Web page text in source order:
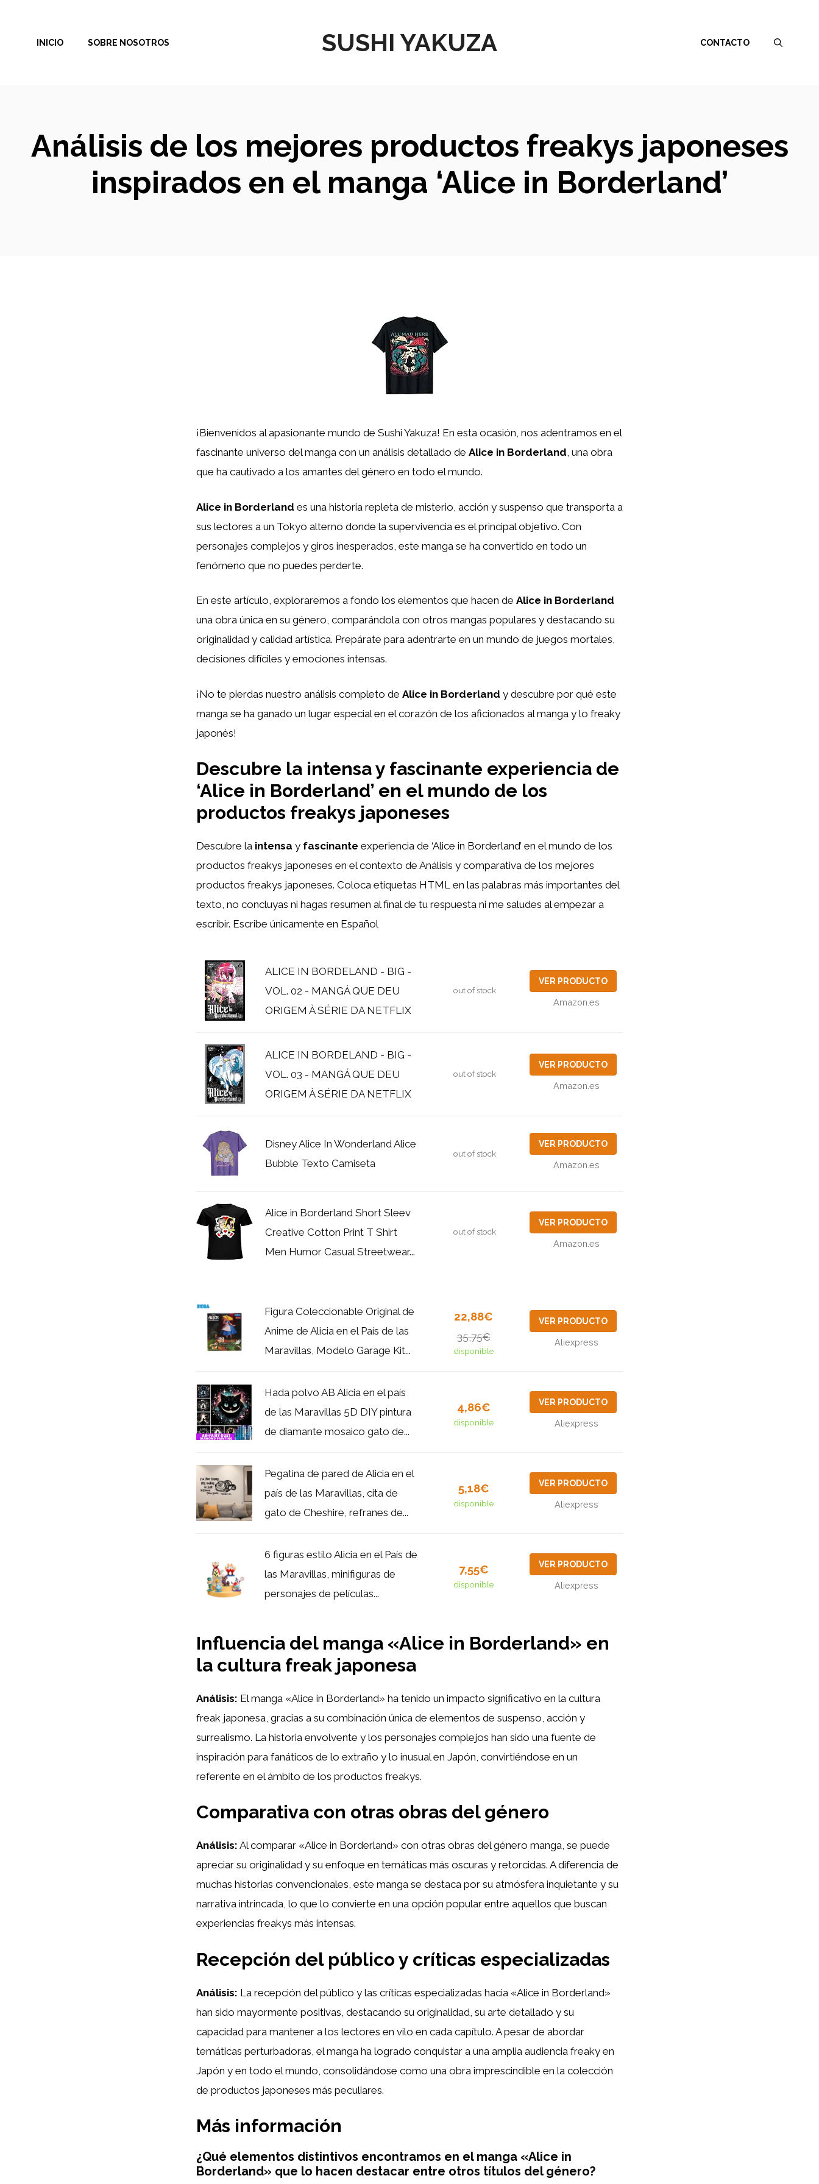
contenido
SUSHI YAKUZA
INICIO SOBRE NOSOTROS CONTACTO
Análisis de los mejores productos freakys japoneses
inspirados en el manga ‘Alice in Borderland’
¡Bienvenidos al apasionante mundo de Sushi Yakuza! En esta ocasión, nos adentramos en el
fascinante universo del manga con un análisis detallado de Alice in Borderland, una obra
que ha cautivado a los amantes del género en todo el mundo.
Alice in Borderland es una historia repleta de misterio, acción y suspenso que transporta a
sus lectores a un Tokyo alterno donde la supervivencia es el principal objetivo. Con
personajes complejos y giros inesperados, este manga se ha convertido en todo un
fenómeno que no puedes perderte.
En este artículo, exploraremos a fondo los elementos que hacen de Alice in Borderland
una obra única en su género, comparándola con otros mangas populares y destacando su
originalidad y calidad artística. Prepárate para adentrarte en un mundo de juegos mortales,
decisiones difíciles y emociones intensas.
¡No te pierdas nuestro análisis completo de Alice in Borderland y descubre por qué este
manga se ha ganado un lugar especial en el corazón de los aficionados al manga y lo freaky
japonés!
Descubre la intensa y fascinante experiencia de
‘Alice in Borderland’ en el mundo de los
productos freakys japoneses
Descubre la intensa y fascinante experiencia de ‘Alice in Borderland’ en el mundo de los
productos freakys japoneses en el contexto de Análisis y comparativa de los mejores
productos freakys japoneses. Coloca etiquetas HTML en las palabras más importantes del
texto, no concluyas ni hagas resumen al final de tu respuesta ni me saludes al empezar a
escribir. Escribe únicamente en Español
ALICE IN BORDELAND - BIG -
VOL. 02 - MANGÁ QUE DEU
ORIGEM À SÉRIE DA NETFLIX
out of stock
VER PRODUCTO
Amazon.es
ALICE IN BORDELAND - BIG -
VOL. 03 - MANGÁ QUE DEU
ORIGEM À SÉRIE DA NETFLIX
out of stock
VER PRODUCTO
Amazon.es
Disney Alice In Wonderland Alice
Bubble Texto Camiseta
out of stock
VER PRODUCTO
Amazon.es
Alice in Borderland Short Sleev
Creative Cotton Print T Shirt
Men Humor Casual Streetwear...
out of stock
VER PRODUCTO
Amazon.es
Figura Coleccionable Original de
Anime de Alicia en el País de las
Maravillas, Modelo Garage Kit...
22,88€
35,75€
disponible
VER PRODUCTO
Aliexpress
Hada polvo AB Alicia en el país
de las Maravillas 5D DIY pintura
de diamante mosaico gato de...
4,86€
disponible
VER PRODUCTO
Aliexpress
Pegatina de pared de Alicia en el
país de las Maravillas, cita de
gato de Cheshire, refranes de...
5,18€
disponible
VER PRODUCTO
Aliexpress
6 figuras estilo Alicia en el País de
las Maravillas, minifiguras de
personajes de películas...
7,55€
disponible
VER PRODUCTO
Aliexpress
Influencia del manga «Alice in Borderland» en
la cultura freak japonesa
Análisis: El manga «Alice in Borderland» ha tenido un impacto significativo en la cultura
freak japonesa, gracias a su combinación única de elementos de suspenso, acción y
surrealismo. La historia envolvente y los personajes complejos han sido una fuente de
inspiración para fanáticos de lo extraño y lo inusual en Japón, convirtiéndose en un
referente en el ámbito de los productos freakys.
Comparativa con otras obras del género
Análisis: Al comparar «Alice in Borderland» con otras obras del género manga, se puede
apreciar su originalidad y su enfoque en temáticas más oscuras y retorcidas. A diferencia de
muchas historias convencionales, este manga se destaca por su atmósfera inquietante y su
narrativa intrincada, lo que lo convierte en una opción popular entre aquellos que buscan
experiencias freakys más intensas.
Recepción del público y críticas especializadas
Análisis: La recepción del público y las críticas especializadas hacia «Alice in Borderland»
han sido mayormente positivas, destacando su originalidad, su arte detallado y su
capacidad para mantener a los lectores en vilo en cada capítulo. A pesar de abordar
temáticas perturbadoras, el manga ha logrado conquistar a una amplia audiencia freaky en
Japón y en todo el mundo, consolidándose como una obra imprescindible en la colección
de productos japoneses más peculiares.
Más información
¿Qué elementos distintivos encontramos en el manga «Alice in
Borderland» que lo hacen destacar entre otros títulos del género?